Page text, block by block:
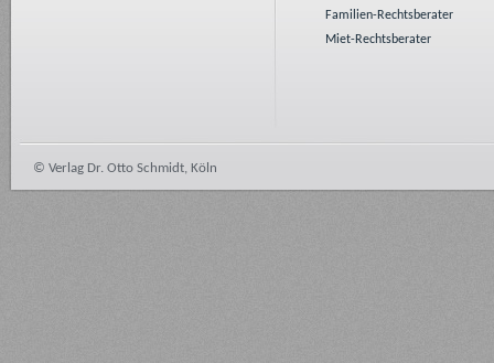
Familien-Rechtsberater
Miet-Rechtsberater
© Verlag Dr. Otto Schmidt, Köln